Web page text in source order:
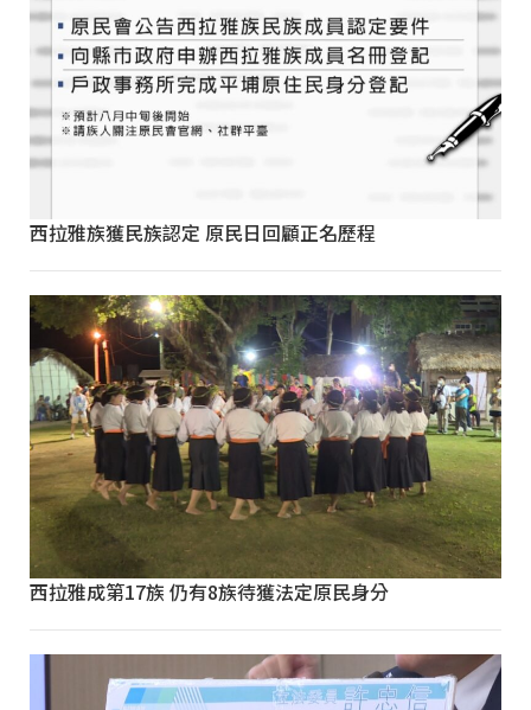
西拉雅族獲民族認定 原民日回顧正名歷程
西拉雅成第17族 仍有8族待獲法定原民身分